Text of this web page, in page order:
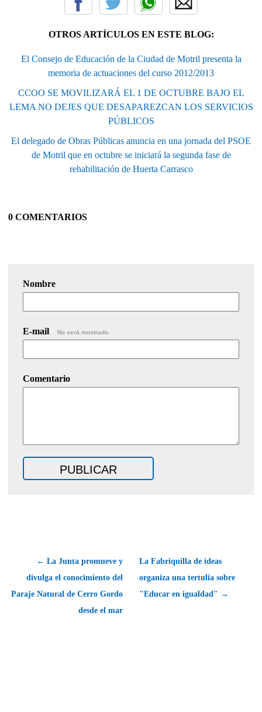
OTROS ARTÍCULOS EN ESTE BLOG:
El Consejo de Educación de la Ciudad de Motril presenta la
memoria de actuaciones del curso 2012/2013
CCOO SE MOVILIZARÁ EL 1 DE OCTUBRE BAJO EL
LEMA NO DEJES QUE DESAPAREZCAN LOS SERVICIOS
PÚBLICOS
El delegado de Obras Públicas anuncia en una jornada del PSOE
de Motril que en octubre se iniciará la segunda fase de
rehabilitación de Huerta Carrasco
0 COMENTARIOS
Nombre
E-mail No será mostrado.
Comentario
← La Junta promueve y
divulga el conocimiento del
Paraje Natural de Cerro Gordo
desde el mar
La Fabriquilla de ideas
organiza una tertulia sobre
"Educar en igualdad" →